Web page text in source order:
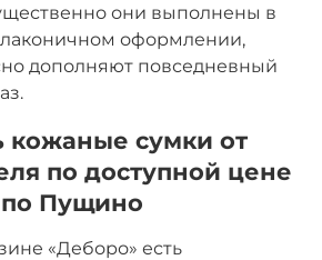
они выполнены в
оформлении,
дополняют повседневный
кожаные сумки от
по доступной цене
по Пущино
«Деборо» есть